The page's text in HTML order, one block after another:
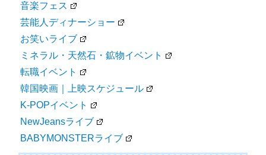
音楽フェス
芸能人ディナーショー
お笑いライブ
ミネラル・天然石・鉱物イベント
転職イベント
韓国映画｜上映スケジュール
K-POPイベント
NewJeansライブ
BABYMONSTERライブ